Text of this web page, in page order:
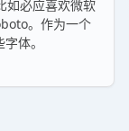
如必应喜欢微软
。作为一个
体。